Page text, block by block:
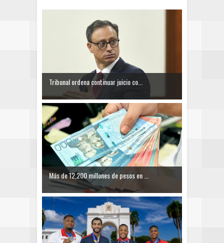
Tribunal ordena continuar juicio co...
Más de 12,200 millones de pesos en ...